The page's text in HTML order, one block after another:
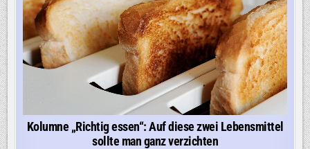
Kolumne „Richtig essen“: Auf diese zwei Lebensmittel
sollte man ganz verzichten